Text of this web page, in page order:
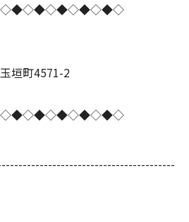
垣町4571-2